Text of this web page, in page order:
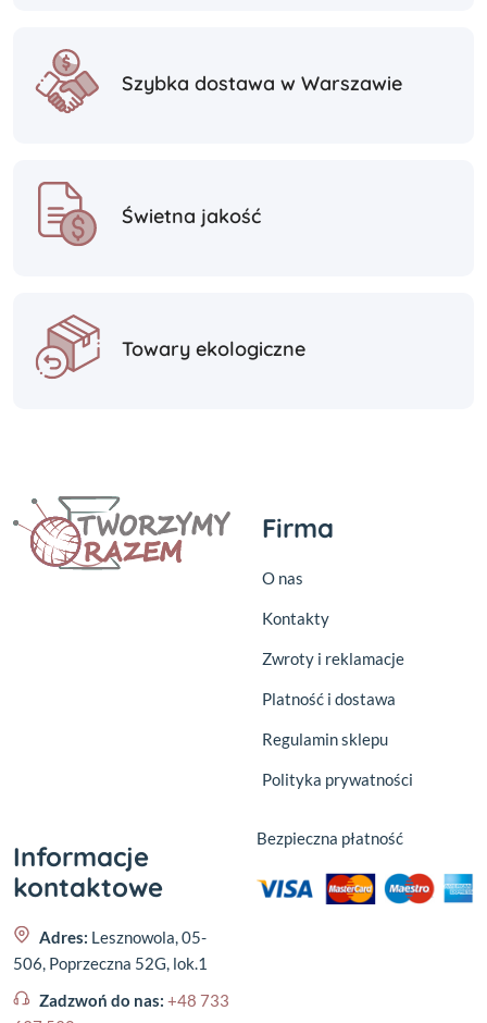
Szybka dostawa w Warszawie
Świetna jakość
Towary ekologiczne
Firma
O nas
Kontakty
Zwroty i reklamacje
Platność i dostawa
Regulamin sklepu
Polityka prywatności
Informacje
kontaktowe
Adres: Lesznowola, 05-
506, Poprzeczna 52G, lok.1
Zadzwoń do nas: +48 733
Bezpieczna płatność